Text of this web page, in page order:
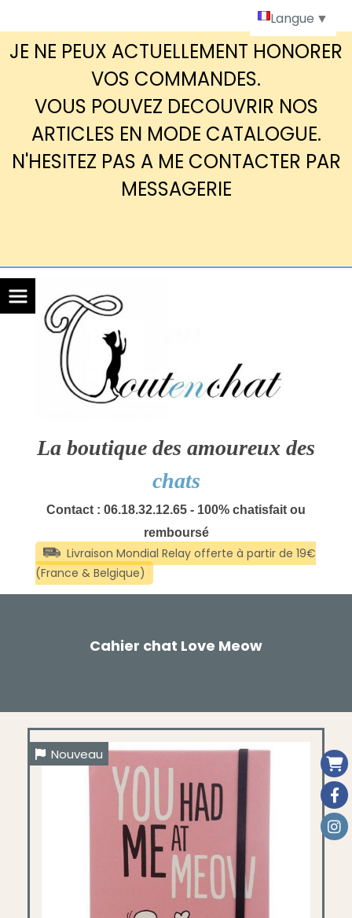
JE NE PEUX ACTUELLEMENT HONORER
VOS COMMANDES.
VOUS POUVEZ DECOUVRIR NOS
ARTICLES EN MODE CATALOGUE.
N'HESITEZ PAS A ME CONTACTER PAR
MESSAGERIE
La boutique des amoureux des
chats
Contact : 06.18.32.12.65 - 100% chatisfait ou
remboursé
Cahier chat Love Meow
Nouveau
Langue ▼